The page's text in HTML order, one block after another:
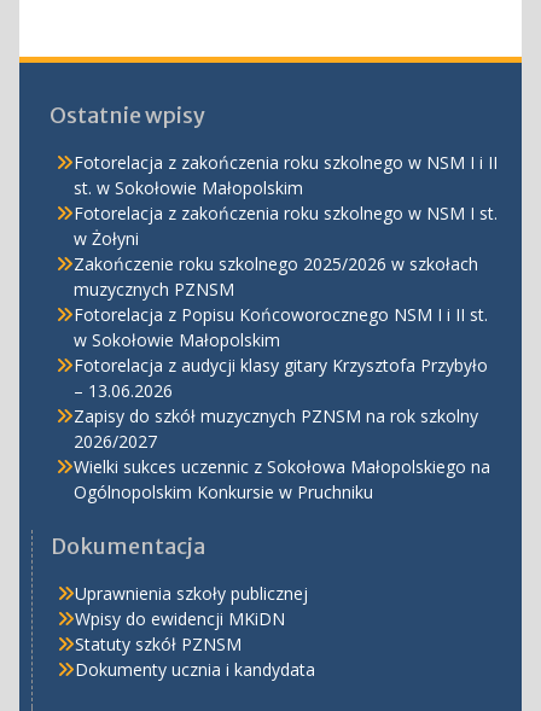
Ostatnie wpisy
Fotorelacja z zakończenia roku szkolnego w NSM I i II
st. w Sokołowie Małopolskim
Fotorelacja z zakończenia roku szkolnego w NSM I st.
w Żołyni
Zakończenie roku szkolnego 2025/2026 w szkołach
muzycznych PZNSM
Fotorelacja z Popisu Końcoworocznego NSM I i II st.
w Sokołowie Małopolskim
Fotorelacja z audycji klasy gitary Krzysztofa Przybyło
– 13.06.2026
Zapisy do szkół muzycznych PZNSM na rok szkolny
2026/2027
Wielki sukces uczennic z Sokołowa Małopolskiego na
Ogólnopolskim Konkursie w Pruchniku
Dokumentacja
Uprawnienia szkoły publicznej
Wpisy do ewidencji MKiDN
Statuty szkół PZNSM
Dokumenty ucznia i kandydata